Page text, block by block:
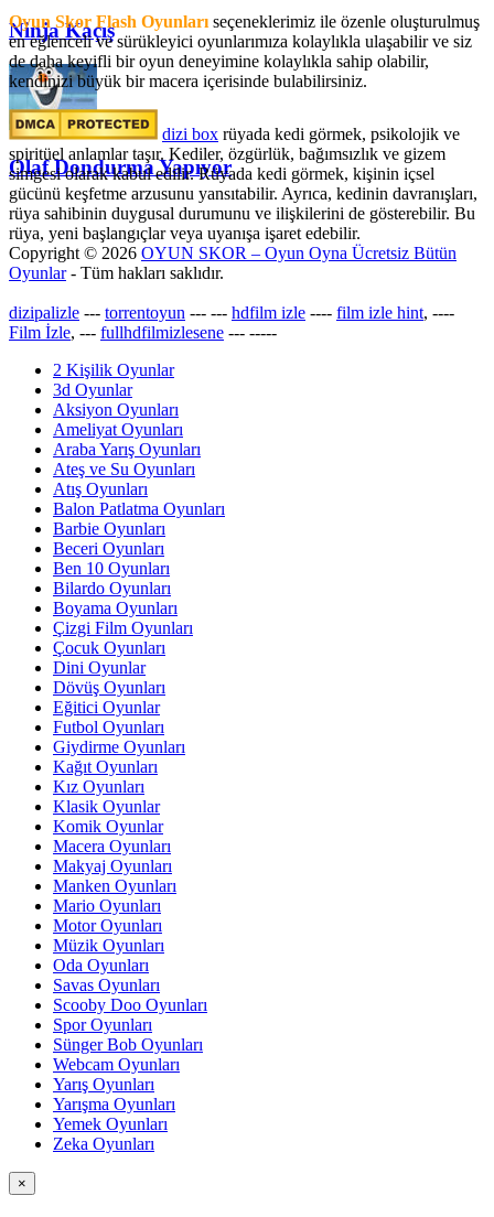
Ninja Kaçış
Olaf Dondurma Yapıyor
Oyun Skor Flash Oyunları seçeneklerimiz ile özenle oluşturulmuş
en eğlenceli ve sürükleyici oyunlarımıza kolaylıkla ulaşabilir ve siz
de daha keyifli bir oyun deneyimine kolaylıkla sahip olabilir,
kendinizi büyük bir macera içerisinde bulabilirsiniz.
dizi box rüyada kedi görmek​, psikolojik ve
spiritüel anlamlar taşır. Kediler, özgürlük, bağımsızlık ve gizem
simgesi olarak kabul edilir. Rüyada kedi görmek, kişinin içsel
gücünü keşfetme arzusunu yansıtabilir. Ayrıca, kedinin davranışları,
rüya sahibinin duygusal durumunu ve ilişkilerini de gösterebilir. Bu
rüya, yeni başlangıçlar veya uyanışa işaret edebilir.
Copyright © 2026 OYUN SKOR – Oyun Oyna Ücretsiz Bütün
Oyunlar- Tüm hakları saklıdır.
dizipalizle --- torrentoyun --- --- hdfilm izle ---- film izle hint, ----
Film İzle, --- fullhdfilmizlesene --- -----
2 Kişilik Oyunlar
3d Oyunlar
Aksiyon Oyunları
Ameliyat Oyunları
Araba Yarış Oyunları
Ateş ve Su Oyunları
Atış Oyunları
Balon Patlatma Oyunları
Barbie Oyunları
Beceri Oyunları
Ben 10 Oyunları
Bilardo Oyunları
Boyama Oyunları
Çizgi Film Oyunları
Çocuk Oyunları
Dini Oyunlar
Dövüş Oyunları
Eğitici Oyunlar
Futbol Oyunları
Giydirme Oyunları
Kağıt Oyunları
Kız Oyunları
Klasik Oyunlar
Komik Oyunlar
Macera Oyunları
Makyaj Oyunları
Manken Oyunları
Mario Oyunları
Motor Oyunları
Müzik Oyunları
Oda Oyunları
Savas Oyunları
Scooby Doo Oyunları
Spor Oyunları
Sünger Bob Oyunları
Webcam Oyunları
Yarış Oyunları
Yarışma Oyunları
Yemek Oyunları
Zeka Oyunları
×